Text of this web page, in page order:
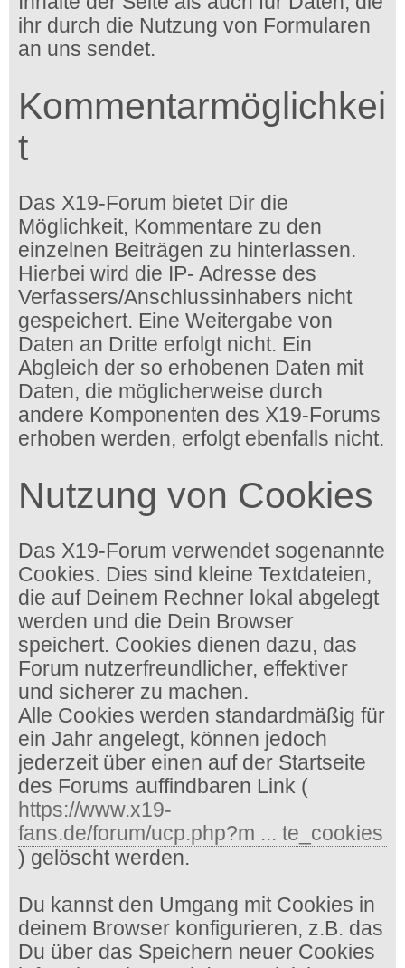
ihr durch die Nutzung von Formularen
an uns sendet.
Kommentarmöglichkei
t
Das X19-Forum bietet Dir die
Möglichkeit, Kommentare zu den
einzelnen Beiträgen zu hinterlassen.
Hierbei wird die IP- Adresse des
Verfassers/Anschlussinhabers nicht
gespeichert. Eine Weitergabe von
Daten an Dritte erfolgt nicht. Ein
Abgleich der so erhobenen Daten mit
Daten, die möglicherweise durch
andere Komponenten des X19-Forums
erhoben werden, erfolgt ebenfalls nicht.
Nutzung von Cookies
Das X19-Forum verwendet sogenannte
Cookies. Dies sind kleine Textdateien,
die auf Deinem Rechner lokal abgelegt
werden und die Dein Browser
speichert. Cookies dienen dazu, das
Forum nutzerfreundlicher, effektiver
und sicherer zu machen.
Alle Cookies werden standardmäßig für
ein Jahr angelegt, können jedoch
jederzeit über einen auf der Startseite
des Forums auffindbaren Link (
https://www.x19-
fans.de/forum/ucp.php?m ... te_cookies
) gelöscht werden.
Du kannst den Umgang mit Cookies in
deinem Browser konfigurieren, z.B. das
Du über das Speichern neuer Cookies